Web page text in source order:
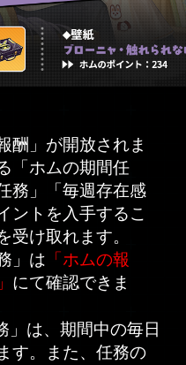
酬」が開放されま
「ホムの期間任
務」「毎週存在感
ントを入手するこ
受け取れます。
」は 「ホムの報
にて確認できま
は、期間中の毎日
す。また、任務の